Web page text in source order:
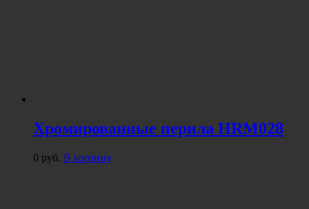
Хромированные перила HRM028
0 руб. В корзину